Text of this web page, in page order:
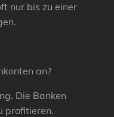
nur bis zu einer
an?
Die Banken
profitieren.